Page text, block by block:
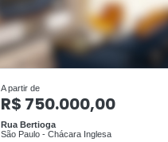
A partir de
R$ 750.000,00
Rua Bertioga
São Paulo - Chácara Inglesa